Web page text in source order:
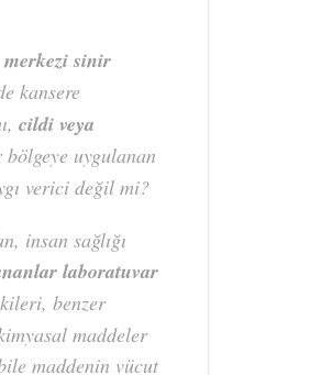
sinir
kansere
cildi veya
uygulanan
verici değil mi?
insan sağlığı
laboratuvar
benzer
maddeler
maddenin vücut